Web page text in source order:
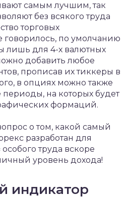
самым лучшим, так
без всякого труда
торговых
говорилось, по умолчанию
лишь для 4-х валютных
добавить любое
прописав их тиккеры в
в опциях можно также
на которых будет
формаций.
о том, какой самый
разработан для
труда вскоре
уровень дохода!
индикатор